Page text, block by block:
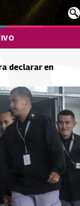
declarar en